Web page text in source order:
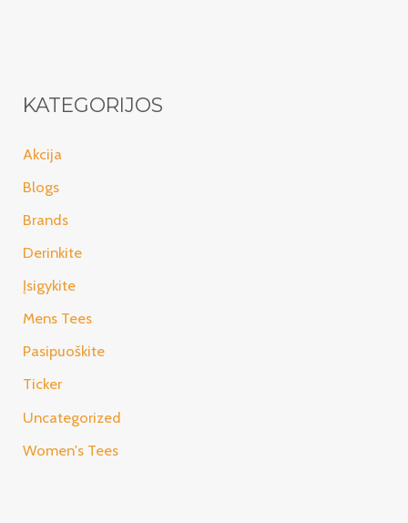
KATEGORIJOS
Akcija
Blogs
Brands
Derinkite
Įsigykite
Mens Tees
Pasipuoškite
Ticker
Uncategorized
Women's Tees